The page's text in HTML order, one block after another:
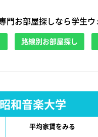
門お部屋探しなら学生ウ
路線別お部屋探し
昭和音楽大学
平均家賃をみる